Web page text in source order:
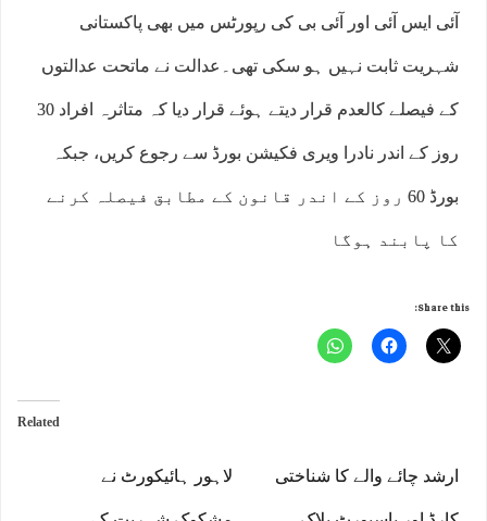
آئی ایس آئی اور آئی بی کی رپورٹس میں بھی پاکستانی
شہریت ثابت نہیں ہو سکی تھی۔عدالت نے ماتحت عدالتوں
کے فیصلے کالعدم قرار دیتے ہوئے قرار دیا کہ متاثرہ افراد 30
روز کے اندر نادرا ویری فکیشن بورڈ سے رجوع کریں، جبکہ
بورڈ 60 روز کے اندر قانون کے مطابق فیصلہ کرنے
کا پابند ہوگا
Share this:
Related
لاہور ہائیکورٹ نے ارشد چائے والے کا شناختی